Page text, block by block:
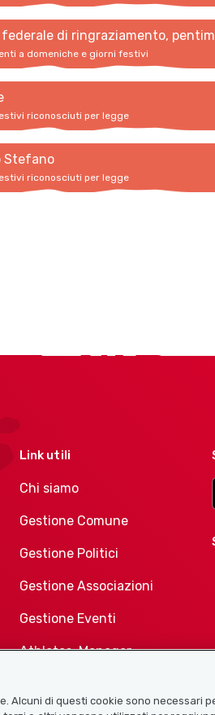
federale di ringraziamento,
a domeniche e giorni festivi
riconosciuti per legge
Stefano
riconosciuti per legge
Link utili
Chi siamo
Gestione Comune
Gestione Politici
Gestione Associazioni
Gestione Eventi
Athletes-Manager
Associazioni
Alcuni di questi cookie sono necessari